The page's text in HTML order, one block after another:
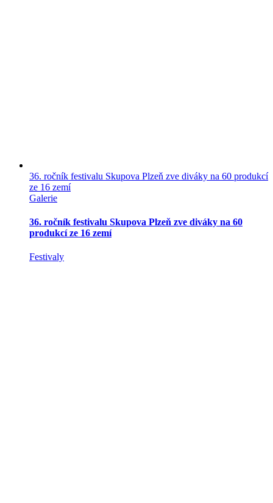
36. ročník festivalu Skupova Plzeň zve diváky na 60 produkcí
ze 16 zemí
Galerie
36. ročník festivalu Skupova Plzeň zve diváky na 60
produkcí ze 16 zemí
Festivaly